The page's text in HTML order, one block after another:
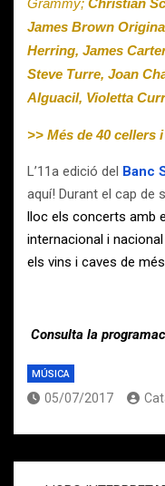
Grammy; Christian
James Brown
Herring, James
Steve Turre, Joan
Alguacil, Violetta
>> Més de 40 cellers
L’11a edició del Banc
aquí! Durant el cap de
lloc els concerts amb
internacional i
els vins i caves de
Consulta la
MÚSICA
05/07/2017